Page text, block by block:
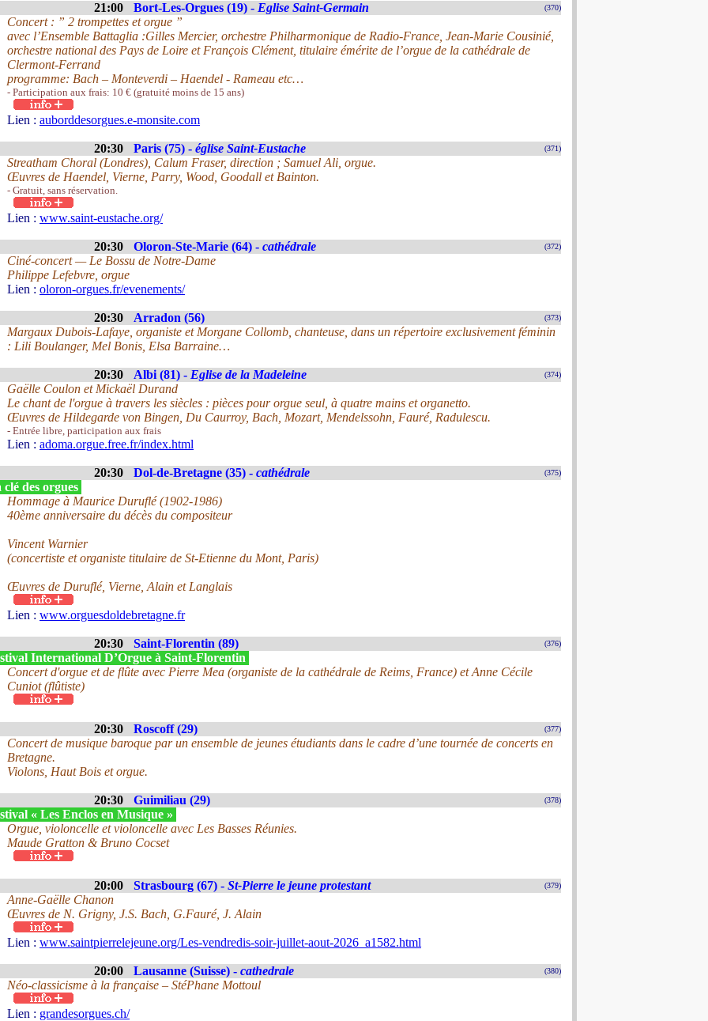
21:00 Bort-Les-Orgues (19) - Eglise Saint-Germain (370)
Concert : ” 2 trompettes et orgue ”
avec l’Ensemble Battaglia :Gilles Mercier, orchestre Philharmonique de Radio-France, Jean-Marie Cousinié,
orchestre national des Pays de Loire et François Clément, titulaire émérite de l’orgue de la cathédrale de
Clermont-Ferrand
programme: Bach – Monteverdi – Haendel - Rameau etc…
- Participation aux frais: 10 € (gratuité moins de 15 ans)
Lien : auborddesorgues.e-monsite.com
20:30 Paris (75) - église Saint-Eustache (371)
Streatham Choral (Londres), Calum Fraser, direction ; Samuel Ali, orgue.
Œuvres de Haendel, Vierne, Parry, Wood, Goodall et Bainton.
- Gratuit, sans réservation.
Lien : www.saint-eustache.org/
20:30 Oloron-Ste-Marie (64) - cathédrale (372)
Ciné-concert — Le Bossu de Notre-Dame
Philippe Lefebvre, orgue
Lien : oloron-orgues.fr/evenements/
20:30 Arradon (56) (373)
Margaux Dubois-Lafaye, organiste et Morgane Collomb, chanteuse, dans un répertoire exclusivement féminin
: Lili Boulanger, Mel Bonis, Elsa Barraine…
20:30 Albi (81) - Eglise de la Madeleine (374)
Gaëlle Coulon et Mickaël Durand
Le chant de l'orgue à travers les siècles : pièces pour orgue seul, à quatre mains et organetto.
Œuvres de Hildegarde von Bingen, Du Caurroy, Bach, Mozart, Mendelssohn, Fauré, Radulescu.
- Entrée libre, participation aux frais
Lien : adoma.orgue.free.fr/index.html
20:30 Dol-de-Bretagne (35) - cathédrale (375)
des orgues
Hommage à Maurice Duruflé (1902-1986)
40ème anniversaire du décès du compositeur
Vincent Warnier
(concertiste et organiste titulaire de St-Etienne du Mont, Paris)
Œuvres de Duruflé, Vierne, Alain et Langlais
Lien : www.orguesdoldebretagne.fr
20:30 Saint-Florentin (89) (376)
International D’Orgue à Saint-Florentin
Concert d'orgue et de flûte avec Pierre Mea (organiste de la cathédrale de Reims, France) et Anne Cécile
Cuniot (flûtiste)
20:30 Roscoff (29) (377)
Concert de musique baroque par un ensemble de jeunes étudiants dans le cadre d’une tournée de concerts en
Bretagne.
Violons, Haut Bois et orgue.
20:30 Guimiliau (29) (378)
« Les Enclos en Musique »
Orgue, violoncelle et violoncelle avec Les Basses Réunies.
Maude Gratton & Bruno Cocset
20:00 Strasbourg (67) - St-Pierre le jeune protestant (379)
Anne-Gaëlle Chanon
Œuvres de N. Grigny, J.S. Bach, G.Fauré, J. Alain
Lien : www.saintpierrelejeune.org/Les-vendredis-soir-juillet-aout-2026_a1582.html
20:00 Lausanne (Suisse) - cathedrale (380)
Néo-classicisme à la française – StéPhane Mottoul
Lien : grandesorgues.ch/